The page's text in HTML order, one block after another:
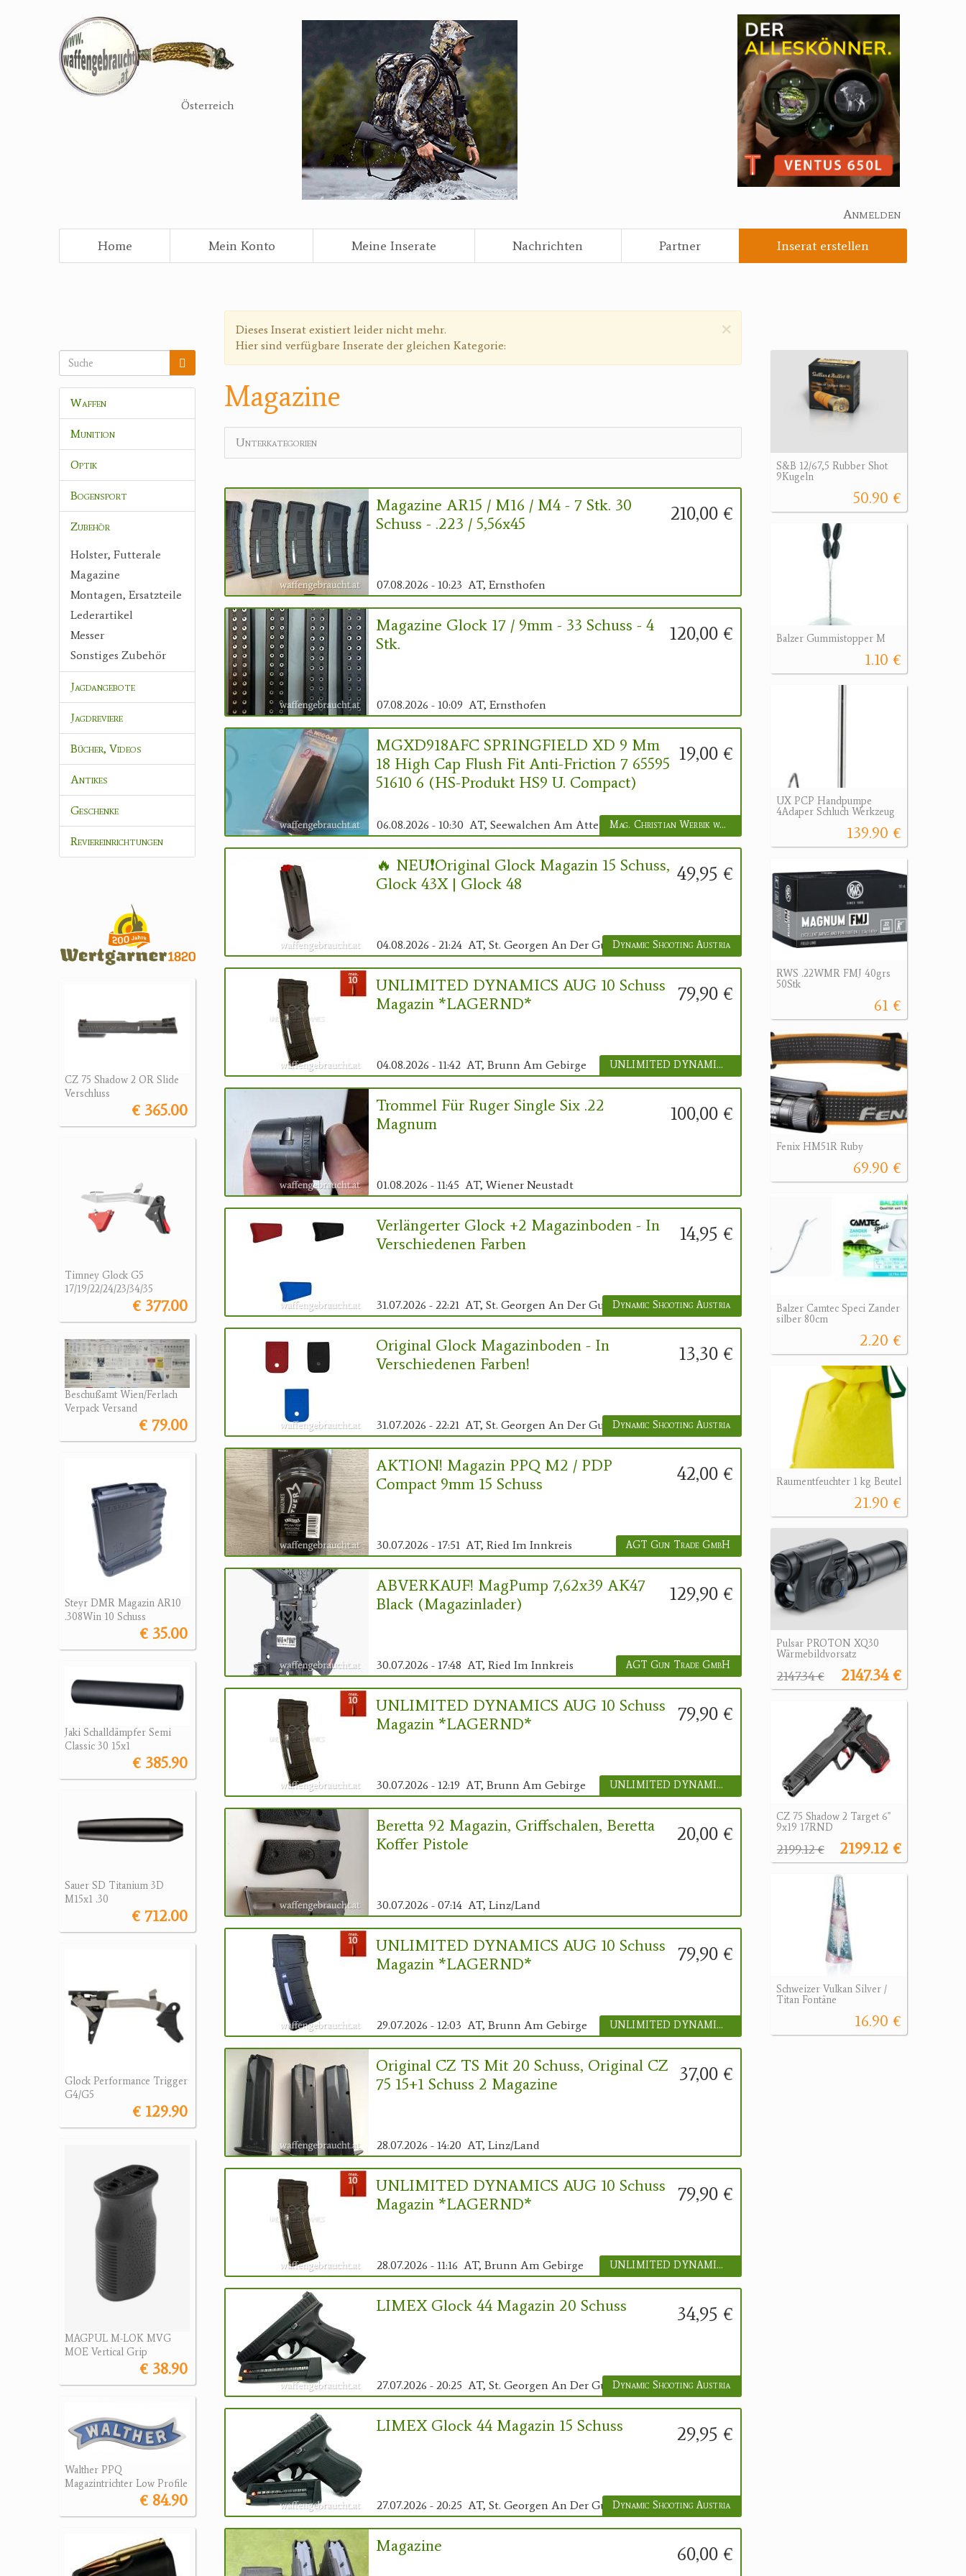
Österreich
Anmelden
Home
Mein Konto Meine Inserate Nachrichten Partner Inserat erstellen
Waffen
Munition
Optik
Bogensport
Zubehör
Holster, Futterale
Magazine
Montagen, Ersatzteile
Lederartikel
Messer
Sonstiges Zubehör
Jagdangebote
Jagdreviere
Bücher, Videos
Antikes
Geschenke
Reviereinrichtungen
CZ 75 Shadow 2 OR Slide
Verschluss
€ 365.00
Timney Glock G5
17/19/22/24/23/34/35
€ 377.00
Beschußamt Wien/Ferlach
Verpack Versand
€ 79.00
Steyr DMR Magazin AR10
.308Win 10 Schuss
€ 35.00
Jaki Schalldämpfer Semi
Classic 30 15x1
€ 385.90
Sauer SD Titanium 3D
M15x1 .30
€ 712.00
Glock Performance Trigger
G4/G5
€ 129.90
MAGPUL M-LOK MVG
MOE Vertical Grip
€ 38.90
Walther PPQ
Magazintrichter Low Profile
€ 84.90
×
Warnmeldung
Dieses Inserat existiert leider nicht mehr.
Hier sind verfügbare Inserate der gleichen Kategorie:
Magazine
Unterkategorien
210,00 €
Magazine AR15 / M16 / M4 - 7 Stk. 30
Schuss - .223 / 5,56x45
07.08.2026 - 10:23 AT, Ernsthofen
120,00 €
Magazine Glock 17 / 9mm - 33 Schuss - 4
Stk.
07.08.2026 - 10:09 AT, Ernsthofen
19,00 €
MGXD918AFC SPRINGFIELD XD 9 Mm
18 High Cap Flush Fit Anti-Friction 7 65595
51610 6 (HS-Produkt HS9 U. Compact)
06.08.2026 - 10:30 AT, Seewalchen Am Attersee Mag. Christian Werbik waffengewerbe.at DISKONT
49,95 €
🔥 NEU❗️Original Glock Magazin 15 Schuss,
Glock 43X | Glock 48
04.08.2026 - 21:24 AT, St. Georgen An Der GusenDynamic Shooting Austria
79,90 €
UNLIMITED DYNAMICS AUG 10 Schuss
Magazin *LAGERND*
04.08.2026 - 11:42 AT, Brunn Am Gebirge UNLIMITED DYNAMICS GmbH
100,00 €
Trommel Für Ruger Single Six .22
Magnum
01.08.2026 - 11:45 AT, Wiener Neustadt
14,95 €
Verlängerter Glock +2 Magazinboden - In
Verschiedenen Farben
31.07.2026 - 22:21 AT, St. Georgen An Der GusenDynamic Shooting Austria
13,30 €
Original Glock Magazinboden - In
Verschiedenen Farben!
31.07.2026 - 22:21 AT, St. Georgen An Der GusenDynamic Shooting Austria
42,00 €
AKTION! Magazin PPQ M2 / PDP
Compact 9mm 15 Schuss
30.07.2026 - 17:51 AT, Ried Im Innkreis AGT Gun Trade GmbH
129,90 €
ABVERKAUF! MagPump 7,62x39 AK47
Black (Magazinlader)
30.07.2026 - 17:48 AT, Ried Im Innkreis AGT Gun Trade GmbH
79,90 €
UNLIMITED DYNAMICS AUG 10 Schuss
Magazin *LAGERND*
30.07.2026 - 12:19 AT, Brunn Am Gebirge UNLIMITED DYNAMICS GmbH
20,00 €
Beretta 92 Magazin, Griffschalen, Beretta
Koffer Pistole
30.07.2026 - 07:14 AT, Linz/Land
79,90 €
UNLIMITED DYNAMICS AUG 10 Schuss
Magazin *LAGERND*
29.07.2026 - 12:03 AT, Brunn Am Gebirge UNLIMITED DYNAMICS GmbH
37,00 €
Original CZ TS Mit 20 Schuss, Original CZ
75 15+1 Schuss 2 Magazine
28.07.2026 - 14:20 AT, Linz/Land
79,90 €
UNLIMITED DYNAMICS AUG 10 Schuss
Magazin *LAGERND*
28.07.2026 - 11:16 AT, Brunn Am Gebirge UNLIMITED DYNAMICS GmbH
34,95 €
LIMEX Glock 44 Magazin 20 Schuss
27.07.2026 - 20:25 AT, St. Georgen An Der GusenDynamic Shooting Austria
29,95 €
LIMEX Glock 44 Magazin 15 Schuss
27.07.2026 - 20:25 AT, St. Georgen An Der GusenDynamic Shooting Austria
60,00 €
Magazine
S&B 12/67,5 Rubber Shot
9Kugeln
50.90 €
Balzer Gummistopper M
1.10 €
UX PCP Handpumpe
4Adaper Schluch Werkzeug
139.90 €
RWS .22WMR FMJ 40grs
50Stk
61 €
Fenix HM51R Ruby
69.90 €
Balzer Camtec Speci Zander
silber 80cm
2.20 €
Raumentfeuchter 1 kg Beutel
21.90 €
Pulsar PROTON XQ30
Wärmebildvorsatz
2147.34 €
2147.34 €
CZ 75 Shadow 2 Target 6"
9x19 17RND
2199.12 €
2199.12 €
Schweizer Vulkan Silver /
Titan Fontäne
16.90 €